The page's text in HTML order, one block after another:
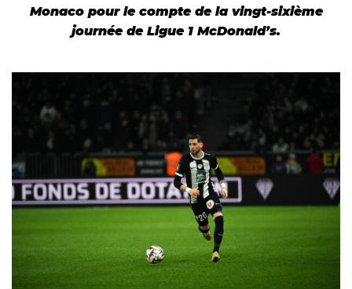
Monaco pour le compte de la vingt-sixième
journée de Ligue 1 McDonald’s.